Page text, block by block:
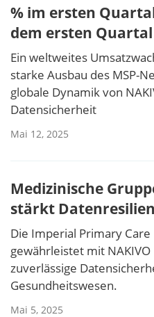
% im ersten
dem ersten Quartal
Ein weltweites
starke Ausbau des MSP-
globale Dynamik von
Datensicherheit
Mai 12, 2025
Medizinische
stärkt
Die Imperial Primary
gewährleistet mit
zuverlässige
Gesundheitswesen.
Mai 5, 2025